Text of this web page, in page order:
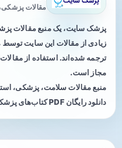
مقالات
پزشک سایت، یک منبع مقالات
زیادی از مقالات این سایت
ترجمه شده‌اند. استفاده از
مجاز است.
منبع مقالات سلامت، پزشکی،
دانلود رایگان PDF کتاب‌های پزشکی.